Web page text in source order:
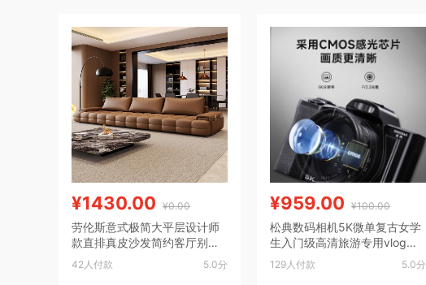
¥1430.00 ¥0.00
劳伦斯意式极简大平层设计师
款直排真皮沙发简约客厅别墅
大小户型
42人付款 5.0分
¥959.00 ¥100.00
松典数码相机5K微单复古女学
生入门级高清旅游专用vlog摄
影照相机
129人付款 5.0分